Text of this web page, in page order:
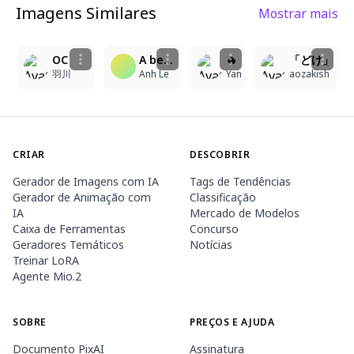
Imagens Similares Mostrar mais
OC
羽川
A beautiful face, blue eyes, long curled eyelashes, a school uniform, black hair with silver highlights, a half-up hairstyle, and a standing pose.
Anh Le
🔥
Yan
「どけ」
aozakish
CRIAR
Gerador de Imagens com IA
Gerador de Animação com
IA
Caixa de Ferramentas
Geradores Temáticos
Treinar LoRA
Agente Mio.2
DESCOBRIR
Tags de Tendências
Classificação
Mercado de Modelos
Concurso
Notícias
SOBRE
Documento PixAI
PREÇOS E AJUDA
Assinatura